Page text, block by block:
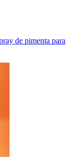
de pimenta para